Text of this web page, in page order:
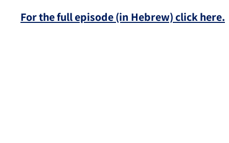
For the full episode (in Hebrew) click here.